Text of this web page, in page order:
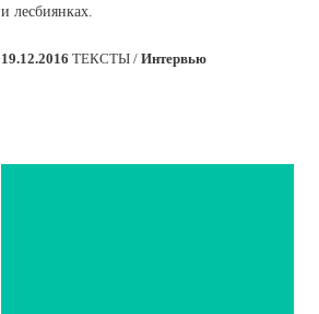
и лесбиянках.
19.12.2016 ТЕКСТЫ / Интервью